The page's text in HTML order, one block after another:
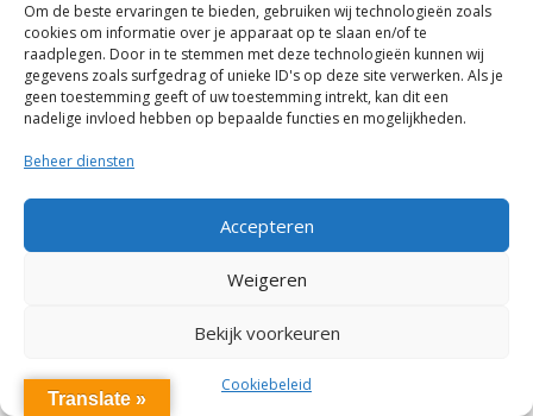
Om de beste ervaringen te bieden, gebruiken wij technologieën zoals
cookies om informatie over je apparaat op te slaan en/of te
raadplegen. Door in te stemmen met deze technologieën kunnen wij
gegevens zoals surfgedrag of unieke ID's op deze site verwerken. Als je
geen toestemming geeft of uw toestemming intrekt, kan dit een
nadelige invloed hebben op bepaalde functies en mogelijkheden.
Beheer diensten
Accepteren
Weigeren
Bekijk voorkeuren
Cookiebeleid
Translate »